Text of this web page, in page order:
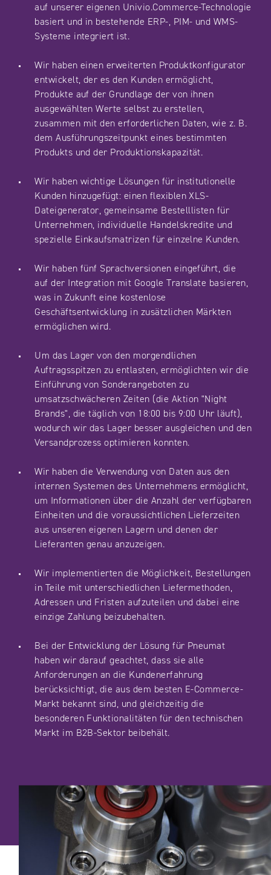
auf unserer eigenen Univio.Commerce-Technologie
basiert und in bestehende ERP-, PIM- und WMS-
Systeme integriert ist.
Wir haben einen erweiterten Produktkonfigurator
entwickelt, der es den Kunden ermöglicht,
Produkte auf der Grundlage der von ihnen
ausgewählten Werte selbst zu erstellen,
zusammen mit den erforderlichen Daten, wie z. B.
dem Ausführungszeitpunkt eines bestimmten
Produkts und der Produktionskapazität.
Wir haben wichtige Lösungen für institutionelle
Kunden hinzugefügt: einen flexiblen XLS-
Dateigenerator, gemeinsame Bestelllisten für
Unternehmen, individuelle Handelskredite und
spezielle Einkaufsmatrizen für einzelne Kunden.
Wir haben fünf Sprachversionen eingeführt, die
auf der Integration mit Google Translate basieren,
was in Zukunft eine kostenlose
Geschäftsentwicklung in zusätzlichen Märkten
ermöglichen wird.
Um das Lager von den morgendlichen
Auftragsspitzen zu entlasten, ermöglichten wir die
Einführung von Sonderangeboten zu
umsatzschwächeren Zeiten (die Aktion "Night
Brands", die täglich von 18:00 bis 9:00 Uhr läuft),
wodurch wir das Lager besser ausgleichen und den
Versandprozess optimieren konnten.
Wir haben die Verwendung von Daten aus den
internen Systemen des Unternehmens ermöglicht,
um Informationen über die Anzahl der verfügbaren
Einheiten und die voraussichtlichen Lieferzeiten
aus unseren eigenen Lagern und denen der
Lieferanten genau anzuzeigen.
Wir implementierten die Möglichkeit, Bestellungen
in Teile mit unterschiedlichen Liefermethoden,
Adressen und Fristen aufzuteilen und dabei eine
einzige Zahlung beizubehalten.
Bei der Entwicklung der Lösung für Pneumat
haben wir darauf geachtet, dass sie alle
Anforderungen an die Kundenerfahrung
berücksichtigt, die aus dem besten E-Commerce-
Markt bekannt sind, und gleichzeitig die
besonderen Funktionalitäten für den technischen
Markt im B2B-Sektor beibehält.